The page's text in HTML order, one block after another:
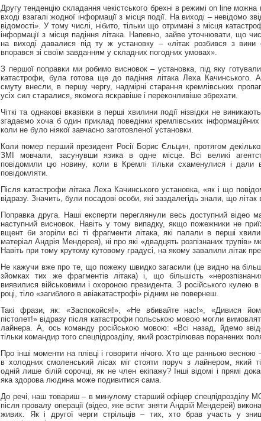
Другу тенденцію складання чекістського брехні в режимі on line можна
вході взагалі жодної інформації з місця події. На виході – невідомо
відомості». У тому числі, нібито, тільки що отримані з місця
інформації з місця падіння літака. Напевно, зайве уточнювати, що
на виході давалися під ту ж установку – «літак розбився з вини
впорався зі своїм завданням у складних погодних умовах».
З першої поправки ми робимо висновок – установка, під яку
катастрофи, була готова ще до падіння літака Леха Качинського. А
смуту внесли, в першу чергу, надмірні старання кремлівських
усіх сил старалися, якомога яскравіше і переконливіше збрехати.
Чіткі та однакові вказівки в перші хвилини події нізвідки не
згадаємо хоча б один приклад поведінки кремлівських
коли не було ніякої завчасно заготовленої установки.
Коли помер перший президент Росії Борис Єльцин, протягом
ЗМІ мовчали, засунувши язика в одне місце. Всі великі
повідомили цю новину, коли в Кремлі тільки схаменулися і дали
повідомляти.
Після катастрофи літака Леха Качинського установка, «як і що
відразу. Значить, були посадові особи, які заздалегідь знали, що літак
Поправка друга. Наші експерти переглянули весь доступний відео
наступний висновок. Навіть у тому випадку, якщо пожежники не
вщент би згоріли всі ті фрагменти літака, які палали в перші
матеріал Андрія Мендерея), ні про які «двадцять розпізнаних трупів»
Навіть при тому крутому кутовому градусі, на якому завалили літак
Не кажучи вже про те, що пожежу швидко загасили (це видно на більш
зйомках тих же фрагментів літака) і, що більшість
виявилися військовими і охороною президента. З російського кулею
році, тіло «загиблого в авіакатастрофі» рідним не повернеш.
Такі фрази, як: «Заспокойся!», «Не вбивайте нас!», «Дивися
пістолет!» відразу після катастрофи польською мовою могли
лайнера. А, ось команду російською мовою: «Всі назад, йдемо
тільки командир того спецпідрозділу, який розстрілював поранених
Про інші моменти на плівці і говорити нічого. Хто ще ранньою весною
в холодних смоленський лісах міг стояти поруч з лайнером, який
одній лише білій сорочці, як не член екіпажу? Інші відомі і прямі
яка здорова людина може подивитися сама.
До речі, наш товариш – в минулому старший офіцер спецпідрозділу
після провалу операції (відео, яке встиг зняти Андрій Мендерей)
живих. Як і другої черги стрільців – тих, хто брав участь у